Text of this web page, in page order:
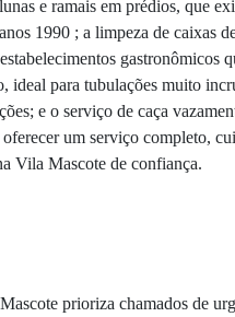
e ramais em prédios, que
1990 ; a limpeza de caixas
gastronômicos
para tubulações muito
e o serviço de caça
um serviço completo,
Vila Mascote de confiança.
prioriza chamados de